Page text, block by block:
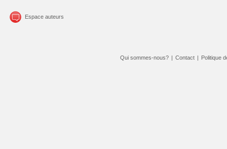
Espace auteurs
Qui sommes-nous? | Contact | Politique